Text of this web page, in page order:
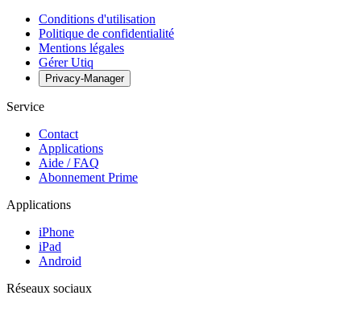
Conditions d'utilisation
Politique de confidentialité
Mentions légales
Gérer Utiq
Privacy-Manager
Service
Contact
Applications
Aide / FAQ
Abonnement Prime
Applications
iPhone
iPad
Android
Réseaux sociaux